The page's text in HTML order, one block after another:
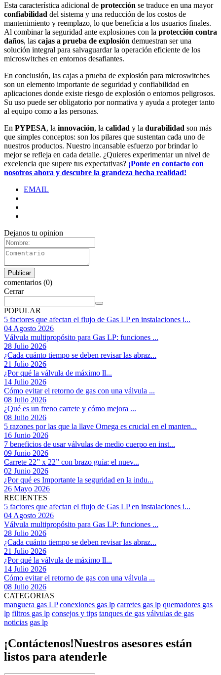
Esta característica adicional de protección se traduce en una mayor
confiabilidad del sistema y una reducción de los costos de
mantenimiento y reemplazo, lo que beneficia a los usuarios finales.
Al combinar la seguridad ante explosiones con la protección contra
daños, las cajas a prueba de explosión demuestran ser una
solución integral para salvaguardar la operación eficiente de los
microswitches en entornos desafiantes.
En conclusión, las cajas a prueba de explosión para microswitches
son un elemento importante de seguridad y confiabilidad en
aplicaciones donde existe riesgo de explosión o entornos peligrosos.
Su uso puede ser obligatorio por normativa y ayuda a proteger tanto
al equipo como a las personas.
En PYPESA, la innovación, la calidad y la durabilidad son más
que simples conceptos: son los pilares que sustentan cada uno de
nuestros productos. Nuestro incansable esfuerzo por brindar lo
mejor se refleja en cada detalle. ¿Quieres experimentar un nivel de
excelencia que supere tus expectativas? ¡Ponte en contacto con
nosotros ahora y descubre la grandeza hecha realidad!
EMAIL
Dejanos tu opinion
comentarios (0)
Cerrar
POPULAR
5 factores que afectan el flujo de Gas LP en instalaciones i...
04 Agosto 2026
Válvula multipropósito para Gas LP: funciones ...
28 Julio 2026
¿Cada cuánto tiempo se deben revisar las abraz...
21 Julio 2026
¿Por qué la válvula de máximo ll...
14 Julio 2026
Cómo evitar el retorno de gas con una válvula ...
08 Julio 2026
¿Qué es un freno carrete y cómo mejora ...
08 Julio 2026
5 razones por las que la llave Omega es crucial en el manten...
16 Junio 2026
7 beneficios de usar válvulas de medio cuerpo en inst...
09 Junio 2026
Carrete 22” x 22” con brazo guía: el nuev...
02 Junio 2026
¿Por qué es Importante la seguridad en la indu...
26 Mayo 2026
RECIENTES
5 factores que afectan el flujo de Gas LP en instalaciones i...
04 Agosto 2026
Válvula multipropósito para Gas LP: funciones ...
28 Julio 2026
¿Cada cuánto tiempo se deben revisar las abraz...
21 Julio 2026
¿Por qué la válvula de máximo ll...
14 Julio 2026
Cómo evitar el retorno de gas con una válvula ...
08 Julio 2026
CATEGORIAS
manguera gas LP conexiones gas lp carretes gas lp quemadores gas
lp filtros gas lp consejos y tips tanques de gas válvulas de gas
noticias gas lp
¡Contáctenos!Nuestros asesores están
listos para atenderle